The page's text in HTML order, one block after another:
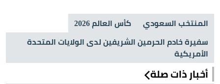
المنتخب السعودي
كأس العالم 2026
سفيرة خادم الحرمين الشريفين لدى الولايات المتحدة
الأمريكية
أخبار ذات صلة